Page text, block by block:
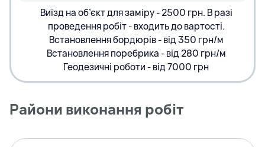
Виїзд на об’єкт для заміру - 2500 грн. В разі
проведення робіт - входить до вартості.
Встановлення бордюрів - від 350 грн/м
Встановлення поребрика - від 280 грн/м
Геодезичні роботи - від 7000 грн
Райони виконання робіт